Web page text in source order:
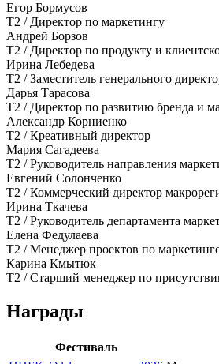
Егор Бормусов
Т2 / Директор по маркетингу
Андрей Борзов
Т2 / Директор по продукту и
Ирина Лебедева
Т2 / Заместитель генерального
Дарья Тарасова
Т2 / Директор по развитию бренда и
Александр Корниенко
Т2 / Креативный директор
Мария Сагадеева
Т2 / Руководитель направления
Евгений Солонченко
Т2 / Коммерческий директор
Ирина Ткачева
Т2 / Руководитель департамента
Елена Федулаева
Т2 / Менеджер проектов по
Карина Кмытюк
Т2 / Старший менеджер по
Награды
Фестиваль